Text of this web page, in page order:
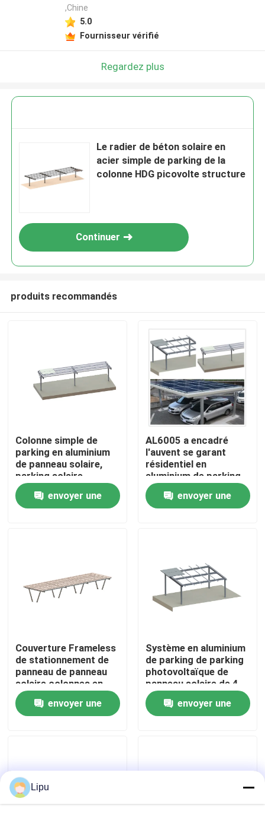
Maison
Produits
Exposition de VR
Visite d'usine
Contrôle de qualité
Cas
picovolte solaire montant des systèmes
,Chine
5.0
Fournisseur vérifié
Regardez plus
Le radier de béton solaire en
acier simple de parking de la
colonne HDG picovolte structure
Continuer
produits recommandés
Colonne simple de
parking en aluminium
de panneau solaire,
parking solaire
d'auvent de terre plate
envoyer une
AL6005 a encadré
l'auvent se garant
résidentiel en
aluminium de parking
de panneau solaire
envoyer une
Couverture Frameless
de stationnement de
panneau de panneau
solaire colonnes en
acier de parking de
doublesenvoyer une
Système en aluminium
de parking de parking
photovoltaïque de
panneau solaire de 4
colonnes
envoyer une
Lipu